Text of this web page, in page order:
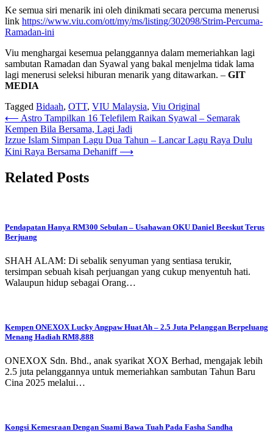
Ke semua siri menarik ini oleh dinikmati secara percuma menerusi
link https://www.viu.com/ott/my/ms/listing/302098/Strim-Percuma-
Ramadan-ini
Viu menghargai kesemua pelanggannya dalam memeriahkan lagi
sambutan Ramadan dan Syawal yang bakal menjelma tidak lama
lagi menerusi seleksi hiburan menarik yang ditawarkan. – GIT
MEDIA
Tagged Bidaah, OTT, VIU Malaysia, Viu Original
Post
navigation
⟵ Astro Tampilkan 16 Telefilem Raikan Syawal – Semarak
Kempen Bila Bersama, Lagi Jadi
Izzue Islam Simpan Lagu Dua Tahun – Lancar Lagu Raya Dulu
Kini Raya Bersama Dehaniff ⟶
Related Posts
Pendapatan Hanya RM300 Sebulan – Usahawan OKU Daniel Beeskut Terus
Berjuang
SHAH ALAM: Di sebalik senyuman yang sentiasa terukir,
tersimpan sebuah kisah perjuangan yang cukup menyentuh hati.
Walaupun hidup sebagai Orang…
Kempen ONEXOX Lucky Angpaw Huat Ah – 2.5 Juta Pelanggan Berpeluang
Menang Hadiah RM8,888
ONEXOX Sdn. Bhd., anak syarikat XOX Berhad, mengajak lebih
2.5 juta pelanggannya untuk memeriahkan sambutan Tahun Baru
Cina 2025 melalui…
Kongsi Kemesraan Dengan Suami Bawa Tuah Pada Fasha Sandha